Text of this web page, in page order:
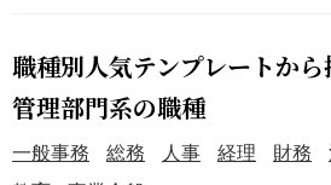
職種別人気テンプレートから
管理部門系の職種
一般事務 総務 人事 経理 財務